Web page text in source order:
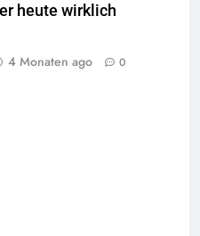
heute wirklich
4 Monaten ago 0